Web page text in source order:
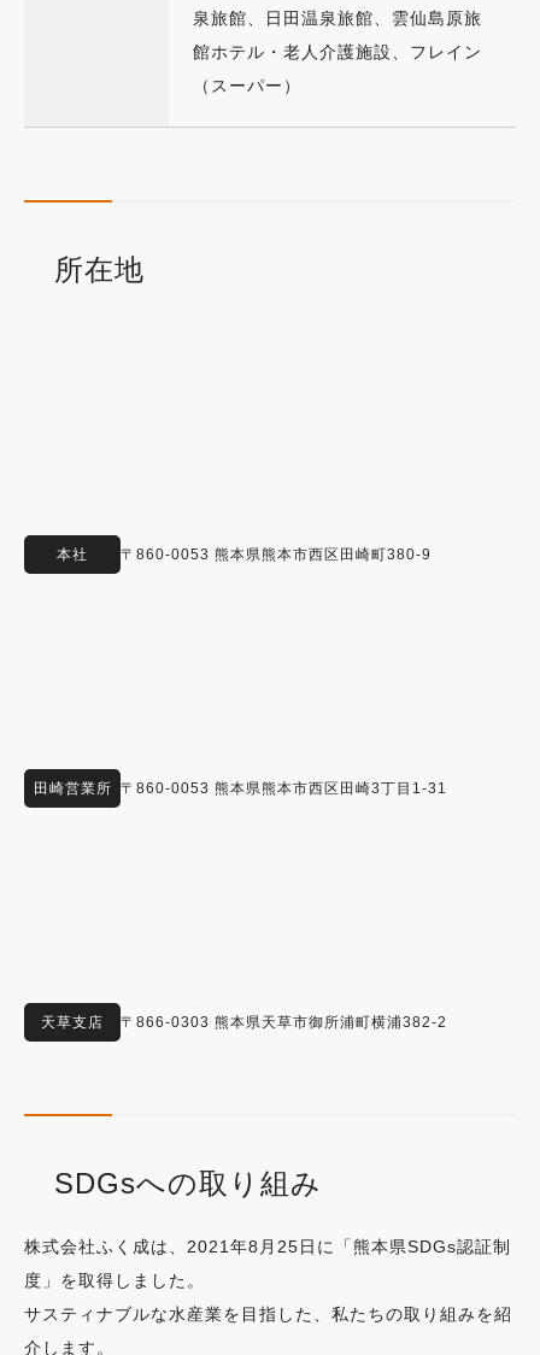
泉旅館、日田温泉旅館、雲仙島原旅
館ホテル・老人介護施設、フレイン
（スーパー）
所在地
本社 〒860-0053 熊本県熊本市西区田崎町380-9
田崎営業所 〒860-0053 熊本県熊本市西区田崎3丁目1-31
天草支店 〒866-0303 熊本県天草市御所浦町横浦382-2
SDGsへの取り組み
株式会社ふく成は、2021年8月25日に「熊本県SDGs認証制
度」を取得しました。
サスティナブルな水産業を目指した、私たちの取り組みを紹
介します。